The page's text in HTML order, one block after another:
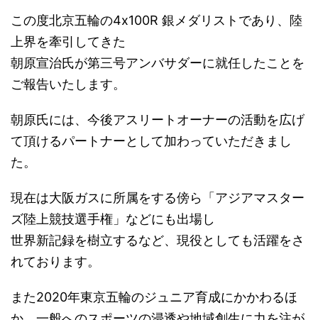
この度北京五輪の4x100R 銀メダリストであり、陸
上界を牽引してきた
朝原宣治氏が第三号アンバサダーに就任したことを
ご報告いたします。
朝原氏には、今後アスリートオーナーの活動を広げ
て頂けるパートナーとして加わっていただきまし
た。
現在は大阪ガスに所属をする傍ら「アジアマスター
ズ陸上競技選手権」などにも出場し
世界新記録を樹立するなど、現役としても活躍をさ
れております。
また2020年東京五輪のジュニア育成にかかわるほ